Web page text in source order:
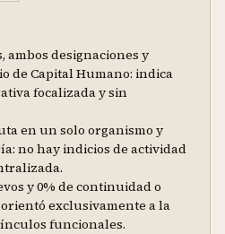
ambos designaciones y
de Capital Humano: indica
focalizada y sin
en un solo organismo y
no hay indicios de actividad
y 0% de continuidad o
exclusivamente a la
funcionales.